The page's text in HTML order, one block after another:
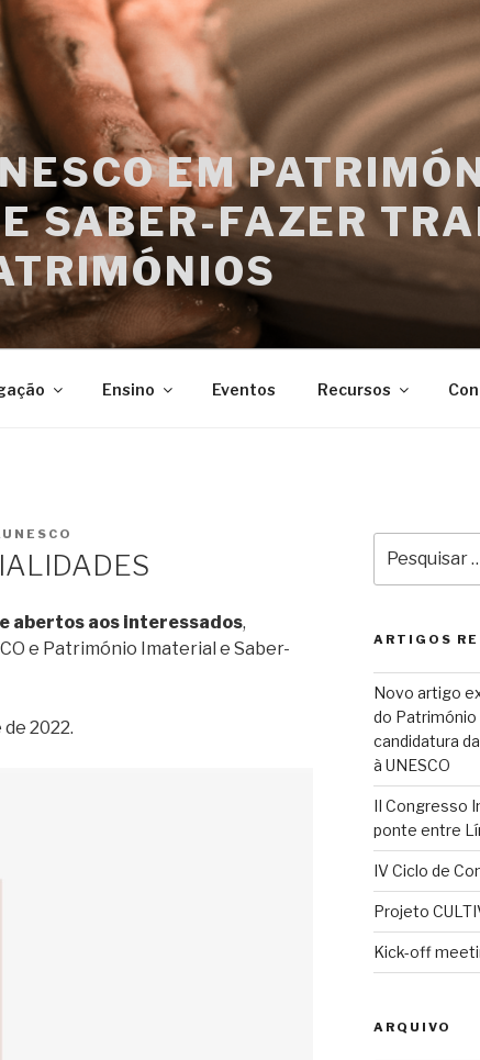
EM
SABER-FAZER
Ensino Eventos Recursos
abertos aos interessados,
e Património Imaterial e Saber-
2022.
por:
ARTIGOS
Novo artigo
do Património
candidatura
à UNESCO
II Congresso
ponte entre
IV Ciclo de
Projeto
Kick-off
ARQUIVO